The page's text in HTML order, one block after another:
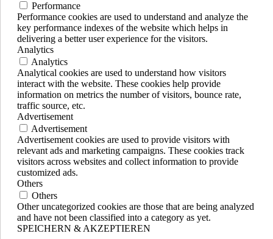
Performance
Performance cookies are used to understand and analyze the
key performance indexes of the website which helps in
delivering a better user experience for the visitors.
Analytics
Analytics
Analytical cookies are used to understand how visitors
interact with the website. These cookies help provide
information on metrics the number of visitors, bounce rate,
traffic source, etc.
Advertisement
Advertisement
Advertisement cookies are used to provide visitors with
relevant ads and marketing campaigns. These cookies track
visitors across websites and collect information to provide
customized ads.
Others
Others
Other uncategorized cookies are those that are being analyzed
and have not been classified into a category as yet.
SPEICHERN & AKZEPTIEREN